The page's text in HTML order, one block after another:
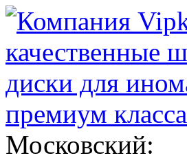
премиум класса
Московский: